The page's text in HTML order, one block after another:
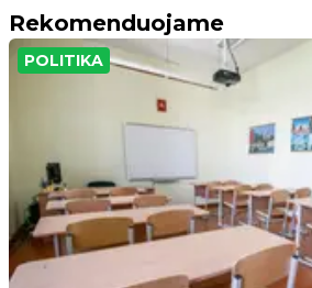
Rekomenduojame
POLITIKA